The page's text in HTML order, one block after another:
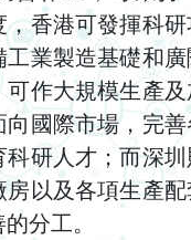
香港可發揮科
業製造基礎和
可作大規模生產
國際市場，完
研人才；而深
以及各項生產
分工。